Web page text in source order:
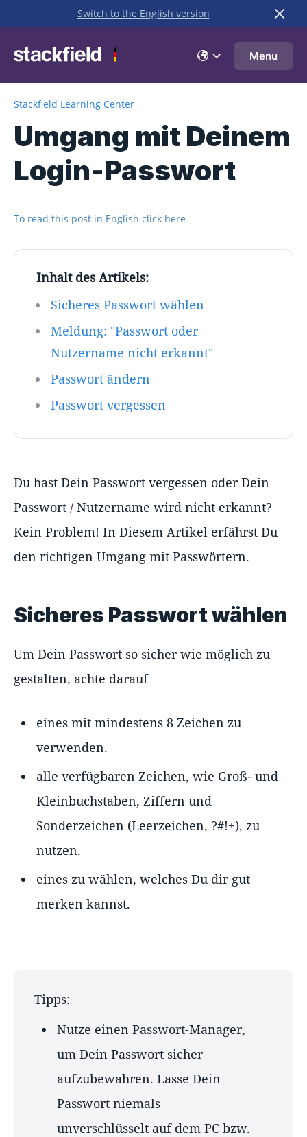
Zu Hauptinhalt springen
Switch to the English version
Menu
Stackfield Learning Center
Umgang mit Deinem
Login-Passwort
To read this post in English click here
Inhalt des Artikels:
Sicheres Passwort wählen
Meldung: "Passwort oder
Nutzername nicht erkannt"
Passwort ändern
Passwort vergessen
Du hast Dein Passwort vergessen oder Dein
Passwort / Nutzername wird nicht erkannt?
Kein Problem! In Diesem Artikel erfährst Du
den richtigen Umgang mit Passwörtern.
Sicheres Passwort wählen
Um Dein Passwort so sicher wie möglich zu
gestalten, achte darauf
eines mit mindestens 8 Zeichen zu
verwenden.
alle verfügbaren Zeichen, wie Groß- und
Kleinbuchstaben, Ziffern und
Sonderzeichen (Leerzeichen, ?#!+), zu
nutzen.
eines zu wählen, welches Du dir gut
merken kannst.
Tipps:
Nutze einen Passwort-Manager,
um Dein Passwort sicher
aufzubewahren. Lasse Dein
Passwort niemals
unverschlüsselt auf dem PC bzw.